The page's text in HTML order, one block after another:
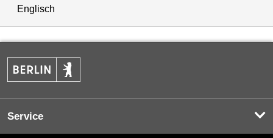
Englisch
Service